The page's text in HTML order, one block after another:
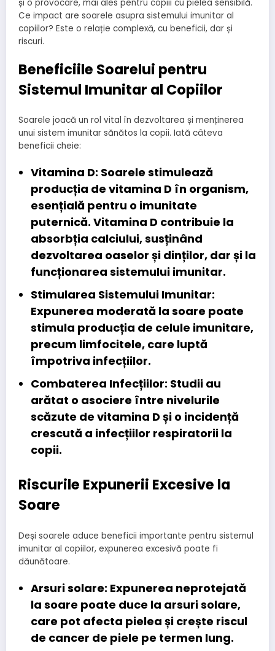
și o provocare, mai ales pentru copiii cu pielea sensibilă.
Ce impact are soarele asupra sistemului imunitar al
copiilor? Este o relație complexă, cu beneficii, dar și
riscuri.
Beneficiile Soarelui pentru
Sistemul Imunitar al Copiilor
Soarele joacă un rol vital în dezvoltarea și menținerea
unui sistem imunitar sănătos la copii. Iată câteva
beneficii cheie:
Vitamina D: Soarele stimulează
producția de vitamina D în organism,
esențială pentru o imunitate
puternică. Vitamina D contribuie la
absorbția calciului, susținând
dezvoltarea oaselor și dinților, dar și la
funcționarea sistemului imunitar.
Stimularea Sistemului Imunitar:
Expunerea moderată la soare poate
stimula producția de celule imunitare,
precum limfocitele, care luptă
împotriva infecțiilor.
Combaterea Infecțiilor: Studii au
arătat o asociere între nivelurile
scăzute de vitamina D și o incidență
crescută a infecțiilor respiratorii la
copii.
Riscurile Expunerii Excesive la
Soare
Deși soarele aduce beneficii importante pentru sistemul
imunitar al copiilor, expunerea excesivă poate fi
dăunătoare.
Arsuri solare: Expunerea neprotejată
la soare poate duce la arsuri solare,
care pot afecta pielea și crește riscul
de cancer de piele pe termen lung.